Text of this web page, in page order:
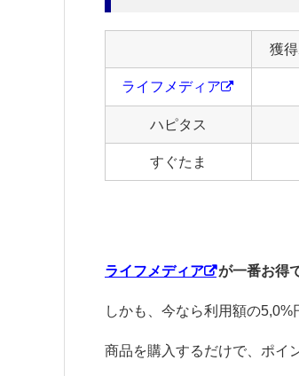
獲
ライフメディア
ハピタス
すぐたま
ライフメディア が一番お得
しかも、今なら利用額の5,0%
商品を購入するだけで、ポイ